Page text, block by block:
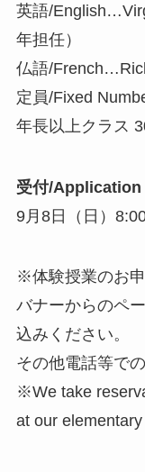
英語/
年担任）
仏語/
定員/Fixed
年長以上クラス
受付/Application
9月8日（日）
※体験授業のお
バナーからのペ
込みください。
その他電話等で
※We take
at our elementary